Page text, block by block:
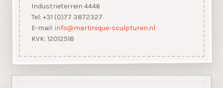
Industrieterrein 4446
Tel: +31 (0)77 3872327
E-mail: info@martinique-sculpturen.nl
KVK: 12012518